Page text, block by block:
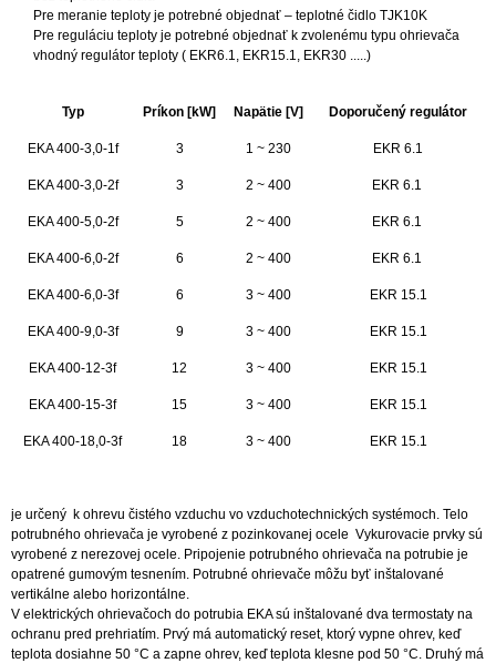
Pre meranie teploty je potrebné objednať – teplotné čidlo TJK10K
Pre reguláciu teploty je potrebné objednať k zvolenému typu ohrievača
vhodný regulátor teploty ( EKR6.1, EKR15.1, EKR30 .....)
Typ Príkon [kW] Napätie [V] Doporučený regulátor
EKA 400-3,0-1f 3 1 ~ 230 EKR 6.1
EKA 400-3,0-2f 3 2 ~ 400 EKR 6.1
EKA 400-5,0-2f 5 2 ~ 400 EKR 6.1
EKA 400-6,0-2f 6 2 ~ 400 EKR 6.1
EKA 400-6,0-3f 6 3 ~ 400 EKR 15.1
EKA 400-9,0-3f 9 3 ~ 400 EKR 15.1
EKA 400-12-3f 12 3 ~ 400 EKR 15.1
EKA 400-15-3f 15 3 ~ 400 EKR 15.1
EKA 400-18,0-3f 18 3 ~ 400 EKR 15.1
je určený k ohrevu čistého vzduchu vo vzduchotechnických systémoch. Telo
potrubného ohrievača je vyrobené z pozinkovanej ocele Vykurovacie prvky sú
vyrobené z nerezovej ocele. Pripojenie potrubného ohrievača na potrubie je
opatrené gumovým tesnením. Potrubné ohrievače môžu byť inštalované
vertikálne alebo horizontálne.
V elektrických ohrievačoch do potrubia EKA sú inštalované dva termostaty na
ochranu pred prehriatím. Prvý má automatický reset, ktorý vypne ohrev, keď
teplota dosiahne 50 °C a zapne ohrev, keď teplota klesne pod 50 °C. Druhý má